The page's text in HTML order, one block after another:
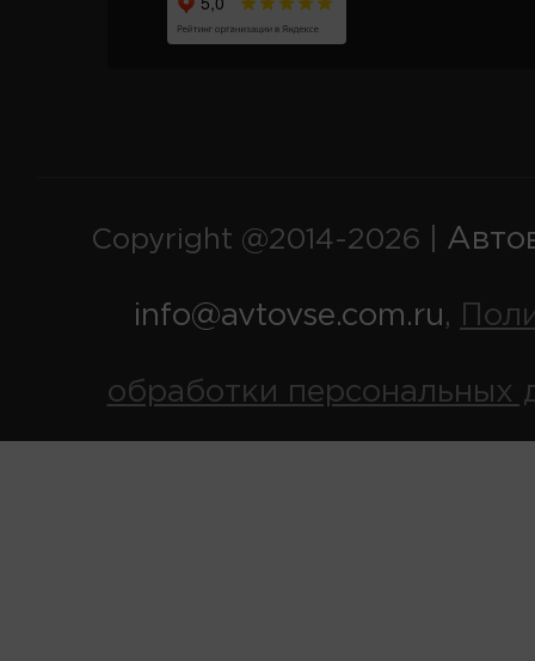
Copyright @2014-2026 |
info@avtovse.com.ru,
обработки персональных